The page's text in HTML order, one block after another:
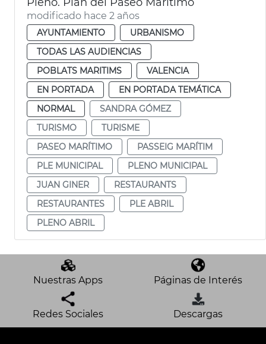
modificado hace 2 años
AYUNTAMIENTO
URBANISMO
TODAS LAS AUDIENCIAS
POBLATS MARITIMS
VALENCIA
EN PORTADA
EN PORTADA TEMÁTICA
NORMAL
SANDRA GÓMEZ
TURISMO
TURISME
PASEO MARÍTIMO
PASSEIG MARÍTIM
PLE MUNICIPAL
PLENO MUNICIPAL
JUAN GINER
RESTAURANTS
RESTAURANTES
PLE ABRIL
PLENO ABRIL
Nuestras Apps Páginas de Interés
Redes Sociales Descargas